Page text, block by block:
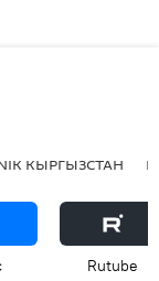
КЫРГЫЗСТАН
Rutube